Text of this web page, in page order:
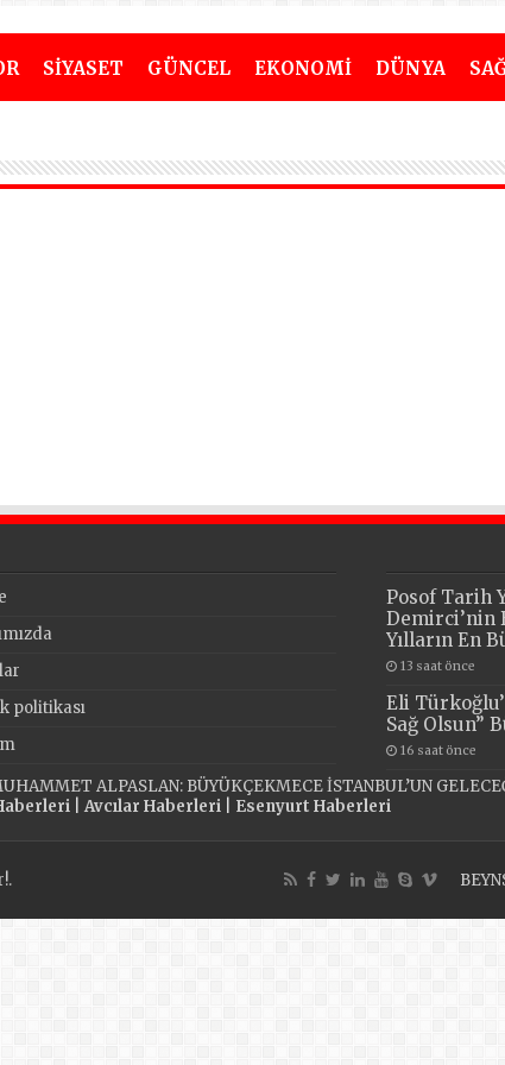
SİYASET GÜNCEL EKONOMİ DÜNYA
politikası
Posof Tarih
Demirci’nin
Yılların En
13 saat önce
Eli
Sağ Olsun”
16 saat önce
ALPASLAN: BÜYÜKÇEKMECE İSTANBUL’UN
Avcılar Haberleri Esenyurt Haberleri